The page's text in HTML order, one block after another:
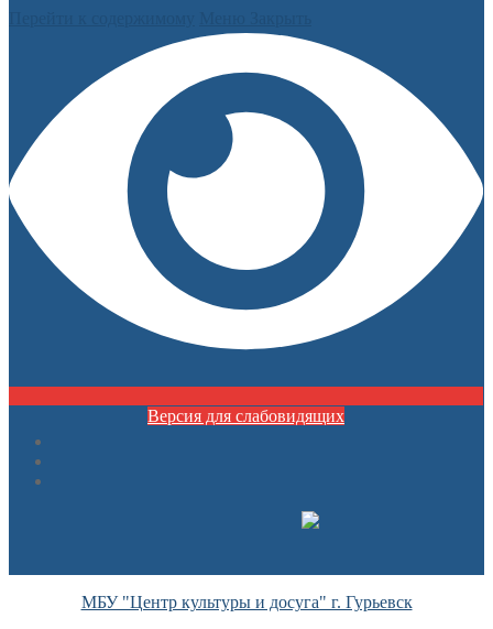
Версия для слабовидящих
МБУ "Центр культуры и досуга" г. Гурьевск